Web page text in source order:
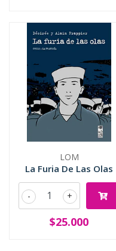
LOM
La Furia De Las Olas
+
-
$25.000